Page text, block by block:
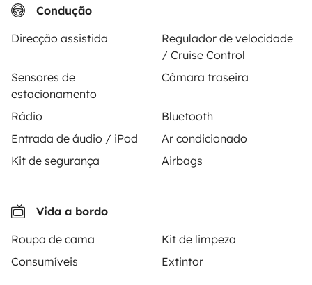
Condução
Direcção assistida
Regulador de velocidade
/ Cruise Control
Sensores de
estacionamento
Câmara traseira
Rádio
Bluetooth
Entrada de áudio / iPod
Ar condicionado
Kit de segurança
Airbags
Vida a bordo
Roupa de cama
Kit de limpeza
Consumíveis
Extintor
4.18/5 de 543 comentários de utilizadores no Trusted
ALUGUER DE AUTOCARAVANAS
Como funciona?
Primeiros passos de autocaravana
Os comentários dos nossos utilizadores
Ajuda locatário